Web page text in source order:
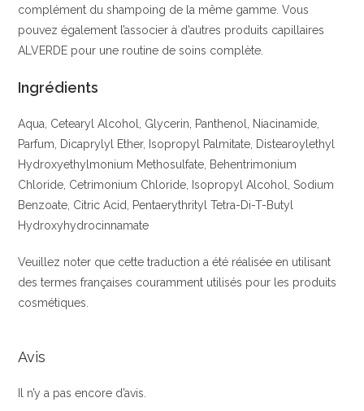
complément du shampoing de la même gamme. Vous
pouvez également l’associer à d’autres produits capillaires
ALVERDE pour une routine de soins complète.
Ingrédients
Aqua, Cetearyl Alcohol, Glycerin, Panthenol, Niacinamide,
Parfum, Dicaprylyl Ether, Isopropyl Palmitate, Distearoylethyl
Hydroxyethylmonium Methosulfate, Behentrimonium
Chloride, Cetrimonium Chloride, Isopropyl Alcohol, Sodium
Benzoate, Citric Acid, Pentaerythrityl Tetra-Di-T-Butyl
Hydroxyhydrocinnamate
Veuillez noter que cette traduction a été réalisée en utilisant
des termes françaises couramment utilisés pour les produits
cosmétiques.
Avis
Il n’y a pas encore d’avis.